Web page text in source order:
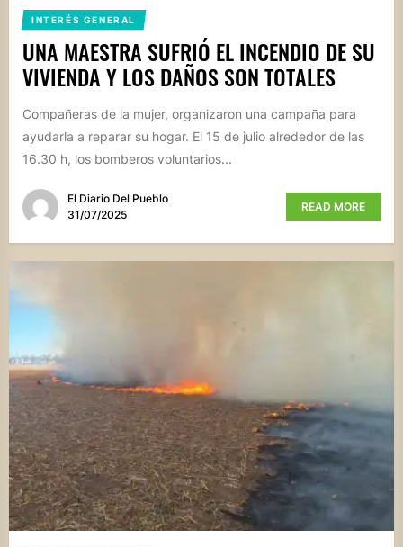
INTERÉS GENERAL
UNA MAESTRA SUFRIÓ EL INCENDIO DE SU
VIVIENDA Y LOS DAÑOS SON TOTALES
Compañeras de la mujer, organizaron una campaña para
ayudarla a reparar su hogar. El 15 de julio alrededor de las
16.30 h, los bomberos voluntarios...
El Diario Del Pueblo
31/07/2025
READ MORE